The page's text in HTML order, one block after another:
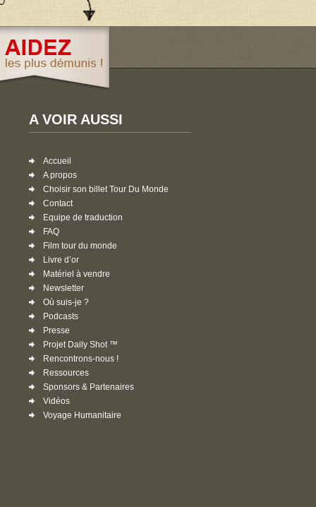
A VOIR AUSSI
Accueil
A propos
Choisir son billet Tour Du Monde
Contact
Equipe de traduction
FAQ
Film tour du monde
Livre d’or
Matériel à vendre
Newsletter
Où suis-je ?
Podcasts
Presse
Projet Daily Shot ™
Rencontrons-nous !
Ressources
Sponsors & Partenaires
Vidéos
Voyage Humanitaire